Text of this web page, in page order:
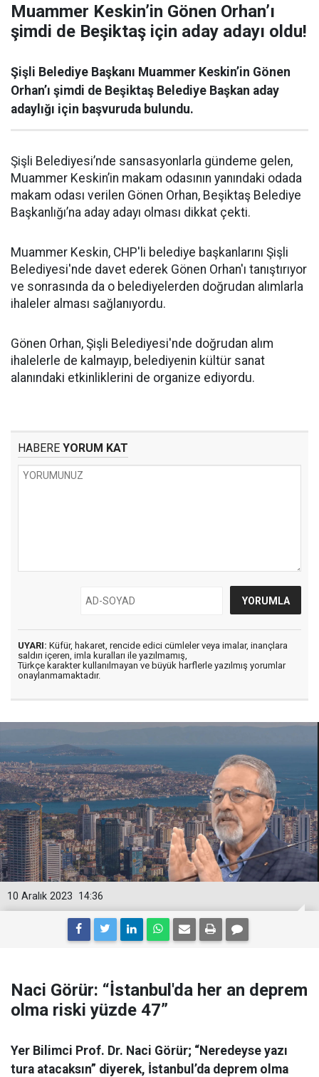
Muammer Keskin’in Gönen Orhan’ı
şimdi de Beşiktaş için aday adayı oldu!
Şişli Belediye Başkanı Muammer Keskin’in Gönen
Orhan’ı şimdi de Beşiktaş Belediye Başkan aday
adaylığı için başvuruda bulundu.
Şişli Belediyesi’nde sansasyonlarla gündeme gelen,
Muammer Keskin’in makam odasının yanındaki odada
makam odası verilen Gönen Orhan, Beşiktaş Belediye
Başkanlığı’na aday adayı olması dikkat çekti.
Muammer Keskin, CHP'li belediye başkanlarını Şişli
Belediyesi'nde davet ederek Gönen Orhan'ı tanıştırıyor
ve sonrasında da o belediyelerden doğrudan alımlarla
ihaleler alması sağlanıyordu.
Gönen Orhan, Şişli Belediyesi'nde doğrudan alım
ihalelerle de kalmayıp, belediyenin kültür sanat
alanındaki etkinliklerini de organize ediyordu.
HABERE YORUM KAT
UYARI: Küfür, hakaret, rencide edici cümleler veya imalar, inançlara
saldırı içeren, imla kuralları ile yazılmamış,
Türkçe karakter kullanılmayan ve büyük harflerle yazılmış yorumlar
onaylanmamaktadır.
14:36
10 Aralık 2023
Naci Görür: “İstanbul'da her an deprem
olma riski yüzde 47”
Yer Bilimci Prof. Dr. Naci Görür; “Neredeyse yazı
tura atacaksın” diyerek, İstanbul’da deprem olma